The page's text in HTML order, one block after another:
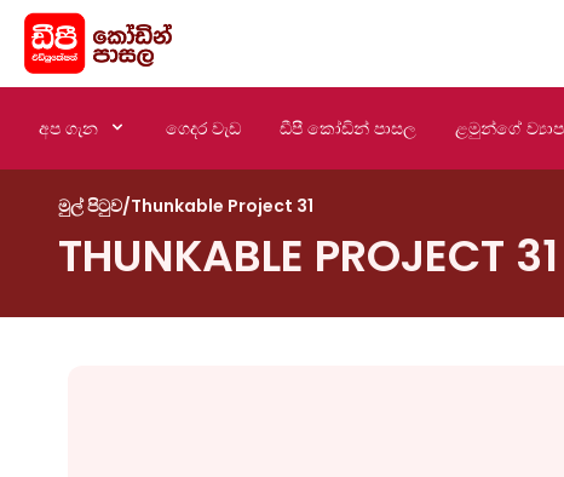
අප ගැන ගෙදර වැඩ ඩීපී කෝඩින් පාසල ළමුන්ගේ
මුල් පිටුව/Thunkable Project 31
THUNKABLE PROJECT 31